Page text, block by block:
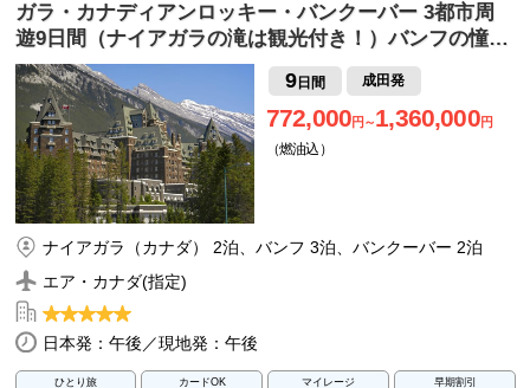
ガラ・カナディアンロッキー・バンクーバー 3都市周
遊9日間（ナイアガラの滝は観光付き！）バンフの憧…
9日間 成田発
772,000円～1,360,000円
（燃油込）
ナイアガラ（カナダ） 2泊、バンフ 3泊、バンクーバー 2泊
エア・カナダ(指定)
日本発：午後／現地発：午後
ひとり旅 カードOK マイレージ 早期割引